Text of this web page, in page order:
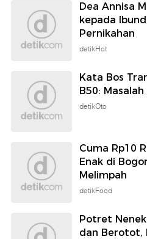
Dea Annisa
kepada
Pernikahan
detikHot
Kata Bos
B50:
detikOto
Cuma Rp10
Enak di
Melimpah
detikFood
Potret
dan Berotot,